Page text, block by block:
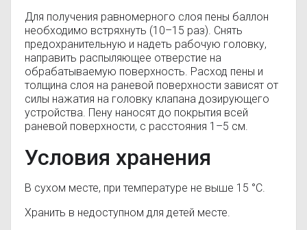
Для получения равномерного слоя пены баллон
необходимо встряхнуть (10–15 раз). Снять
предохранительную и надеть рабочую головку,
направить распыляющее отверстие на
обрабатываемую поверхность. Расход пены и
толщина слоя на раневой поверхности зависят от
силы нажатия на головку клапана дозирующего
устройства. Пену наносят до покрытия всей
раневой поверхности, с расстояния 1–5 см.
Условия хранения
В сухом месте, при температуре не выше 15 °C.
Хранить в недоступном для детей месте.